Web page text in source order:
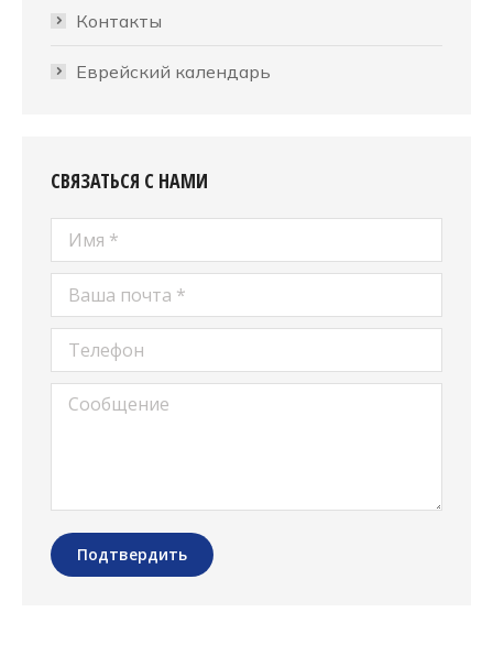
Контакты
Еврейский календарь
СВЯЗАТЬСЯ С НАМИ
Имя *
Ваша почта *
Телефон
Сообщение
Подтвердить